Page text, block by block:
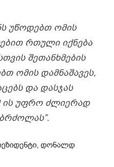
ᲣᲬᲝᲓᲔᲑᲗ ᲝᲛᲘᲡ
ᲠᲗᲣᲚᲘ ᲘᲥᲜᲔᲑᲐ
ᲨᲔᲗᲐᲜᲮᲛᲔᲑᲘᲡ
ᲝᲛᲘᲡ ᲓᲐᲛᲜᲐᲨᲐᲕᲔᲡ,
ᲓᲐ ᲓᲐᲡᲯᲐᲡ
ᲘᲡ ᲣᲤᲠᲝ ᲫᲚᲘᲔᲠᲐᲓ
დონალდ